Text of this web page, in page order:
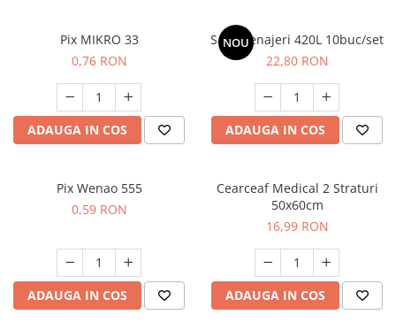
Cuttere si Foarfeci, Elastice pentru
bani, Ecusoane, Snururi Ecuson
Notesuri si indecsi autoadezivi
Suporturi Birou, Cutii Metalice si
Etichete pentru Chei
Pix cu gel
Pix cu mecanism
Pix fara mecanism
Stilouri, Patroane Cerneala,
Rollere
Detergenti Suprafete, Gresie si
Faianta
Detergenti Vase
Dispensere si Dozatoare
Galeata, Mop, Cozi, Faras, Matura,
Racleta, Pulverizator
Manusi si Masti Protectie
Odorizante
Pix MIKRO 33
0,76 RON
ADAUGA IN COS
NOU
Saci Menajeri 420L 10buc/set
22,80 RON
ADAUGA IN COS
Pix Wenao 555
0,59 RON
ADAUGA IN COS
Cearceaf Medical 2 Straturi
50x60cm
16,99 RON
ADAUGA IN COS